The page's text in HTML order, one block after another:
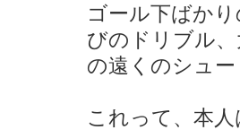
ゴール下ばか
びのドリブル
の遠くのシュ
これって、本